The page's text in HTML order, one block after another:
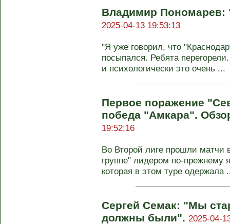
Владимир Пономарев:
2025-04-13 19:53:13
"Я уже говорил, что
посыпался. Ребята
и психологически это очень ...
Первое поражение
победа "Амкара".
19:52:16
Во Второй лиге прошли матчи
группе" лидером по-прежнему
которая в этом туре одержала
Сергей Семак: "Мы
должны были". 2025-04-